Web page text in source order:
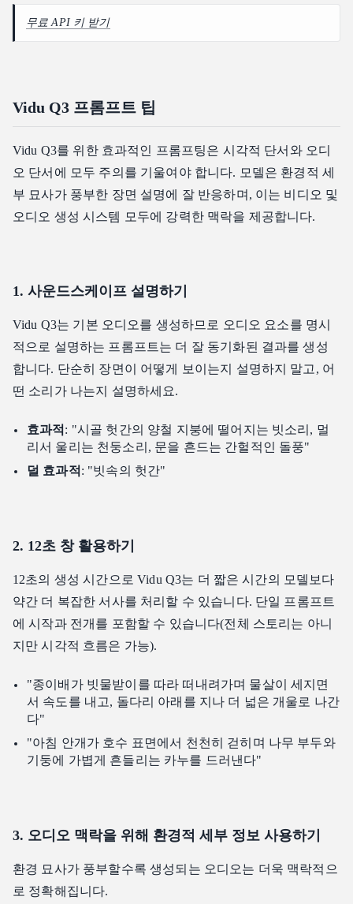
무료 API 키 받기
Vidu Q3 프롬프트 팁
Vidu Q3를 위한 효과적인 프롬프팅은 시각적 단서와 오디
오 단서에 모두 주의를 기울여야 합니다. 모델은 환경적 세
부 묘사가 풍부한 장면 설명에 잘 반응하며, 이는 비디오 및
오디오 생성 시스템 모두에 강력한 맥락을 제공합니다.
1. 사운드스케이프 설명하기
Vidu Q3는 기본 오디오를 생성하므로 오디오 요소를 명시
적으로 설명하는 프롬프트는 더 잘 동기화된 결과를 생성
합니다. 단순히 장면이 어떻게 보이는지 설명하지 말고, 어
떤 소리가 나는지 설명하세요.
효과적 : "시골 헛간의 양철 지붕에 떨어지는 빗소리, 멀
리서 울리는 천둥소리, 문을 흔드는 간헐적인 돌풍"
덜 효과적 : "빗속의 헛간"
2. 12초 창 활용하기
12초의 생성 시간으로 Vidu Q3는 더 짧은 시간의 모델보다
약간 더 복잡한 서사를 처리할 수 있습니다. 단일 프롬프트
에 시작과 전개를 포함할 수 있습니다(전체 스토리는 아니
지만 시각적 흐름은 가능).
"종이배가 빗물받이를 따라 떠내려가며 물살이 세지면
서 속도를 내고, 돌다리 아래를 지나 더 넓은 개울로 나간
다"
"아침 안개가 호수 표면에서 천천히 걷히며 나무 부두와
기둥에 가볍게 흔들리는 카누를 드러낸다"
3. 오디오 맥락을 위해 환경적 세부 정보 사용하기
환경 묘사가 풍부할수록 생성되는 오디오는 더욱 맥락적으
로 정확해집니다.